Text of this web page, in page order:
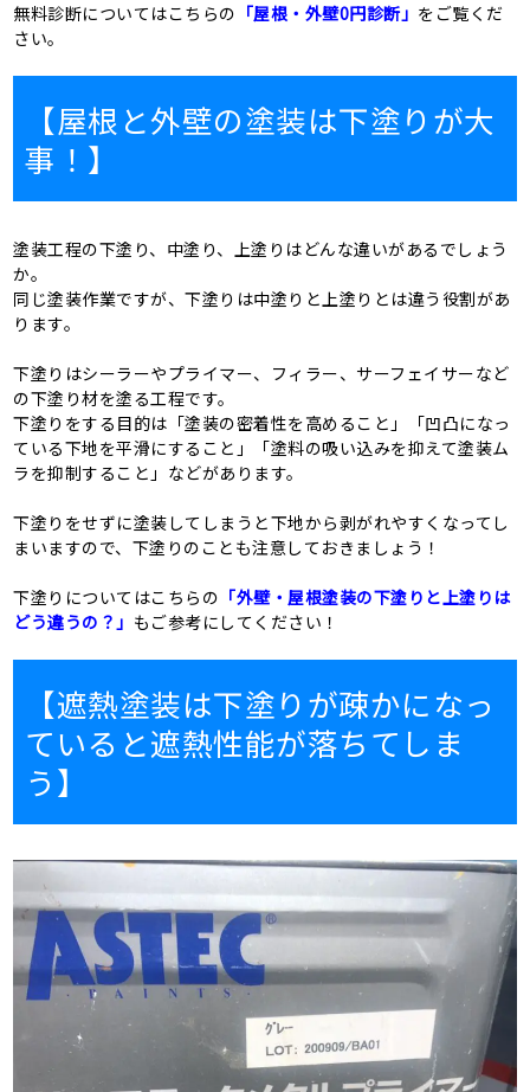
無料診断についてはこちらの 「屋根・外壁0円診断」 をご覧くだ
さい。
【屋根と外壁の塗装は下塗りが大
事！】
塗装工程の下塗り、中塗り、上塗りはどんな違いがあるでしょう
か。
同じ塗装作業ですが、下塗りは中塗りと上塗りとは違う役割があ
ります。
下塗りはシーラーやプライマー、フィラー、サーフェイサーなど
の下塗り材を塗る工程です。
下塗りをする目的は「塗装の密着性を高めること」「凹凸になっ
ている下地を平滑にすること」「塗料の吸い込みを抑えて塗装ム
ラを抑制すること」などがあります。
下塗りをせずに塗装してしまうと下地から剥がれやすくなってし
まいますので、下塗りのことも注意しておきましょう！
下塗りについてはこちらの 「外壁・屋根塗装の下塗りと上塗りは
どう違うの？」 もご参考にしてください！
【遮熱塗装は下塗りが疎かになっ
ていると遮熱性能が落ちてしま
う】